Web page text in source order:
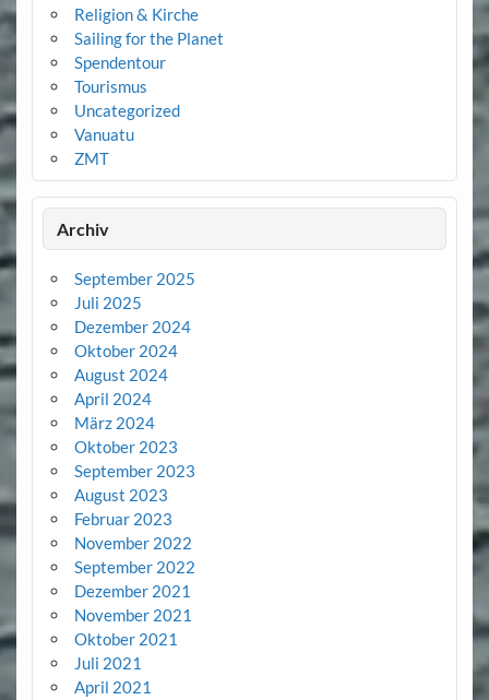
Religion & Kirche
Sailing for the Planet
Spendentour
Tourismus
Uncategorized
Vanuatu
ZMT
Archiv
September 2025
Juli 2025
Dezember 2024
Oktober 2024
August 2024
April 2024
März 2024
Oktober 2023
September 2023
August 2023
Februar 2023
November 2022
September 2022
Dezember 2021
November 2021
Oktober 2021
Juli 2021
April 2021